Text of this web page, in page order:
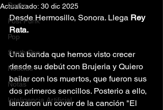
Darks
Post Punk
Pop
Synth Pop
Noticias
Notas
Inteligencia Artificial
Actualizado: 30 dic 2025
Desde Hermosillo, Sonora. Llega Rey
Rata.
Una banda que hemos visto crecer
desde su debút con Brujeria y Quiero
bailar con los muertos, que fueron sus
dos primeros sencillos. Posterio a ello,
lanzaron un cover de la canción "El